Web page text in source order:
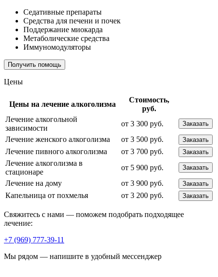
Седативные препараты
Средства для печени и почек
Поддержание миокарда
Метаболические средства
Иммуномодуляторы
Получить помощь
Цены
Цены на лечение алкоголизма
Стоимость,
руб.
Лечение алкогольной
зависимости
от 3 300 руб. Заказать
Лечение женского алкоголизма от 3 500 руб. Заказать
Лечение пивного алкоголизма от 3 700 руб. Заказать
Лечение алкоголизма в
стационаре
от 5 900 руб. Заказать
Лечение на дому от 3 900 руб. Заказать
Капельница от похмелья от 3 200 руб. Заказать
Свяжитесь с нами — поможем подобрать подходящее
лечение:
+7 (969) 777-39-11
Мы рядом — напишите в удобный мессенджер